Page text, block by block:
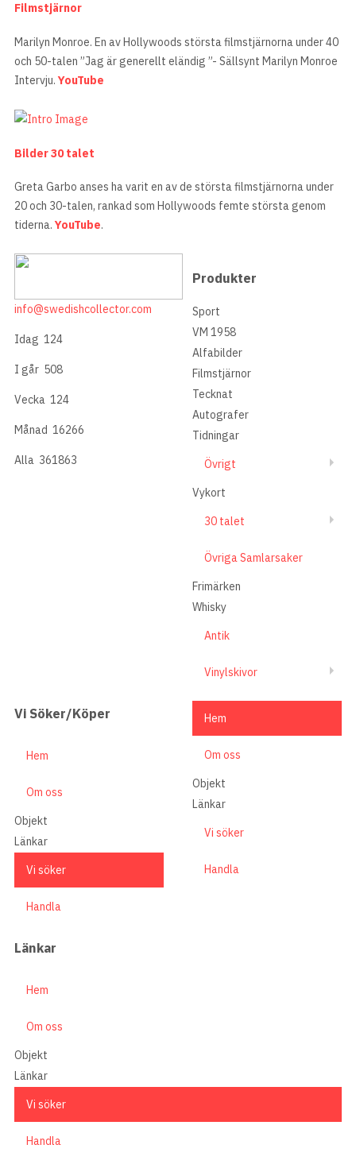
Filmstjärnor
Marilyn Monroe. En av Hollywoods största filmstjärnorna under 40
och 50-talen ”Jag är generellt eländig ”- Sällsynt Marilyn Monroe
Intervju. YouTube
Bilder 30 talet
Greta Garbo anses ha varit en av de största filmstjärnorna under
20 och 30-talen, rankad som Hollywoods femte största genom
tiderna. YouTube.
info@swedishcollector.com
Idag 124
I går 508
Vecka 124
Månad 16266
Alla 361863
Produkter
Sport
VM 1958
Alfabilder
Filmstjärnor
Tecknat
Autografer
Tidningar
Övrigt
Vykort
30 talet
Övriga Samlarsaker
Frimärken
Whisky
Antik
Vinylskivor
Vi Söker/Köper
Hem
Om oss
Objekt
Länkar
Vi söker
Handla
Hem
Om oss
Objekt
Länkar
Vi söker
Handla
Länkar
Hem
Om oss
Objekt
Länkar
Vi söker
Handla